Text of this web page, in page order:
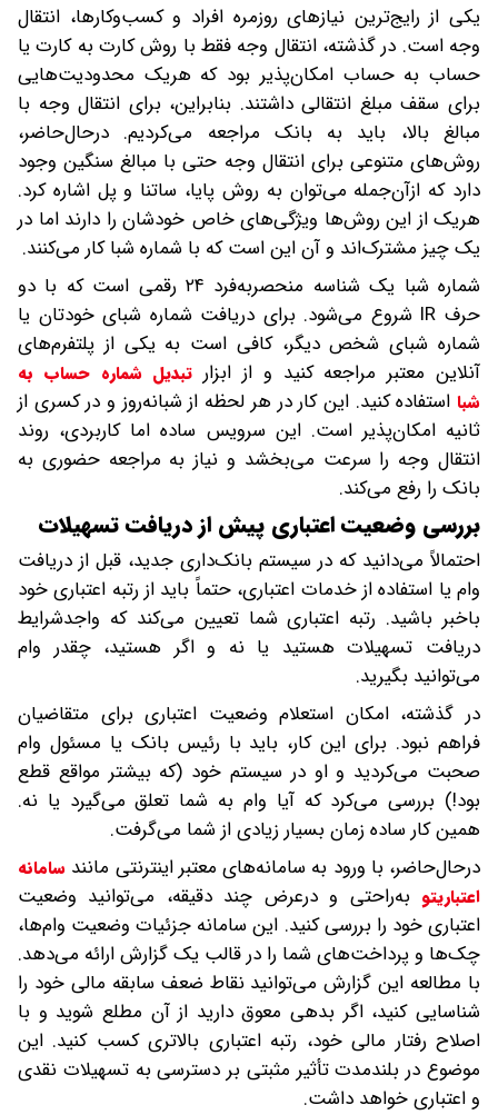
یکی از رایج‌ترین نیازهای روزمره افراد و کسب‌وکارها، انتقال
وجه است. در گذشته، انتقال وجه فقط با روش کارت به کارت یا
حساب به حساب امکان‌پذیر بود که هریک محدودیت‌هایی
برای سقف مبلغ انتقالی داشتند. بنابراین، برای انتقال وجه با
مبالغ بالا، باید به بانک مراجعه می‌کردیم. درحال‌حاضر،
روش‌های متنوعی برای انتقال وجه حتی با مبالغ سنگین وجود
دارد که ازآن‌جمله می‌توان به روش پایا، ساتنا و پل اشاره کرد.
هریک از این روش‌ها ویژگی‌های خاص خودشان را دارند اما در
یک چیز مشترک‌اند و آن این است که با شماره شبا کار می‌کنند.
شماره شبا یک شناسه منحصربه‌فرد ۲۴ رقمی است که با دو
حرف IR شروع می‌شود. برای دریافت شماره شبای خودتان یا
شماره شبای شخص دیگر، کافی است به یکی از پلتفرم‌های
آنلاین معتبر مراجعه کنید و از ابزار تبدیل شماره حساب به
شبا استفاده کنید. این کار در هر لحظه از شبانه‌روز و در کسری از
ثانیه امکان‌پذیر است. این سرویس ساده اما کاربردی، روند
انتقال وجه را سرعت می‌بخشد و نیاز به مراجعه حضوری به
بانک را رفع می‌کند.
بررسی وضعیت اعتباری پیش از دریافت تسهیلات
احتمالاً می‌دانید که در سیستم بانک‌داری جدید، قبل از دریافت
وام یا استفاده از خدمات اعتباری، حتماً باید از رتبه اعتباری خود
باخبر باشید. رتبه اعتباری شما تعیین می‌کند که واجدشرایط
دریافت تسهیلات هستید یا نه و اگر هستید، چقدر وام
می‌توانید بگیرید.
در گذشته، امکان استعلام وضعیت اعتباری برای متقاضیان
فراهم نبود. برای این کار، باید با رئیس بانک یا مسئول وام
صحبت می‌کردید و او در سیستم خود (که بیشتر مواقع قطع
بود!) بررسی می‌کرد که آیا وام به شما تعلق می‌گیرد یا نه.
همین کار ساده زمان بسیار زیادی از شما می‌گرفت.
درحال‌حاضر، با ورود به سامانه‌های معتبر اینترنتی مانند سامانه
اعتباریتو به‌راحتی و درعرض چند دقیقه، می‌توانید وضعیت
اعتباری خود را بررسی کنید. این سامانه جزئیات وضعیت وام‌ها،
چک‌ها و پرداخت‌های شما را در قالب یک گزارش ارائه می‌دهد.
با مطالعه این گزارش می‌توانید نقاط ضعف سابقه مالی خود را
شناسایی کنید، اگر بدهی معوق دارید از آن مطلع شوید و با
اصلاح رفتار مالی خود، رتبه اعتباری بالاتری کسب کنید. این
موضوع در بلندمدت تأثیر مثبتی بر دسترسی به تسهیلات نقدی
و اعتباری خواهد داشت.